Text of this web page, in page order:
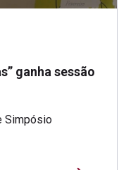
ganha sessão
Simpósio